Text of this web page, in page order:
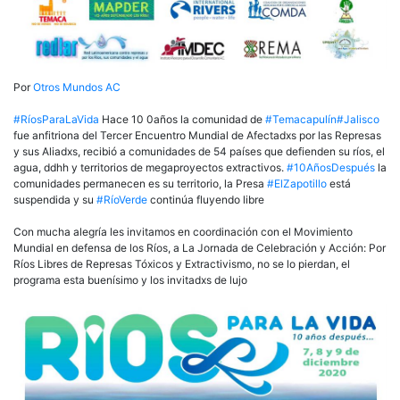
Temacapulín,
Jalisco
PorOtros Mundos AC
#RíosParaLaVida Hace 10 0años la comunidad de #Temacapulín#Jalisco
fue anfitriona del Tercer Encuentro Mundial de Afectadxs por las Represas
y sus Aliadxs, recibió a comunidades de 54 países que defienden su ríos, el
agua, ddhh y territorios de megaproyectos extractivos. #10AñosDespués la
comunidades permanecen es su territorio, la Presa #ElZapotillo está
suspendida y su #RíoVerde continúa fluyendo libre
Con mucha alegría les invitamos en coordinación con el Movimiento
Mundial en defensa de los Ríos, a La Jornada de Celebración y Acción: Por
Ríos Libres de Represas Tóxicos y Extractivismo, no se lo pierdan, el
programa esta buenísimo y los invitadxs de lujo